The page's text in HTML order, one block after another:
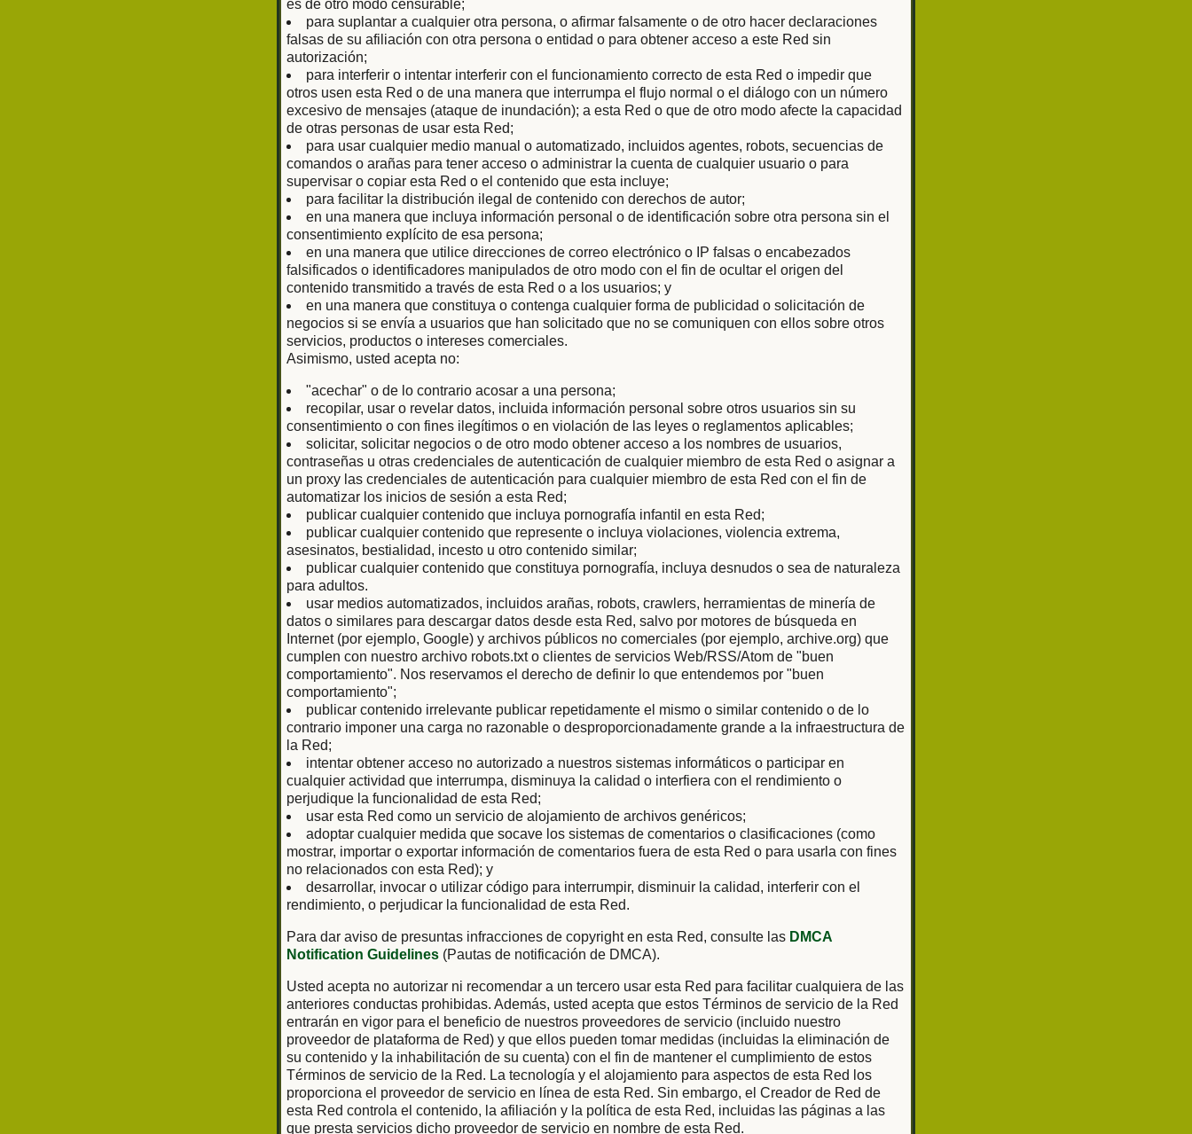
es de otro modo censurable;
para suplantar a cualquier otra persona, o afirmar falsamente o de otro hacer declaraciones
falsas de su afiliación con otra persona o entidad o para obtener acceso a este Red sin
autorización;
para interferir o intentar interferir con el funcionamiento correcto de esta Red o impedir que
otros usen esta Red o de una manera que interrumpa el flujo normal o el diálogo con un número
excesivo de mensajes (ataque de inundación); a esta Red o que de otro modo afecte la capacidad
de otras personas de usar esta Red;
para usar cualquier medio manual o automatizado, incluidos agentes, robots, secuencias de
comandos o arañas para tener acceso o administrar la cuenta de cualquier usuario o para
supervisar o copiar esta Red o el contenido que esta incluye;
para facilitar la distribución ilegal de contenido con derechos de autor;
en una manera que incluya información personal o de identificación sobre otra persona sin el
consentimiento explícito de esa persona;
en una manera que utilice direcciones de correo electrónico o IP falsas o encabezados
falsificados o identificadores manipulados de otro modo con el fin de ocultar el origen del
contenido transmitido a través de esta Red o a los usuarios; y
en una manera que constituya o contenga cualquier forma de publicidad o solicitación de
negocios si se envía a usuarios que han solicitado que no se comuniquen con ellos sobre otros
servicios, productos o intereses comerciales.
Asimismo, usted acepta no:
"acechar" o de lo contrario acosar a una persona;
recopilar, usar o revelar datos, incluida información personal sobre otros usuarios sin su
consentimiento o con fines ilegítimos o en violación de las leyes o reglamentos aplicables;
solicitar, solicitar negocios o de otro modo obtener acceso a los nombres de usuarios,
contraseñas u otras credenciales de autenticación de cualquier miembro de esta Red o asignar a
un proxy las credenciales de autenticación para cualquier miembro de esta Red con el fin de
automatizar los inicios de sesión a esta Red;
publicar cualquier contenido que incluya pornografía infantil en esta Red;
publicar cualquier contenido que represente o incluya violaciones, violencia extrema,
asesinatos, bestialidad, incesto u otro contenido similar;
publicar cualquier contenido que constituya pornografía, incluya desnudos o sea de naturaleza
para adultos.
usar medios automatizados, incluidos arañas, robots, crawlers, herramientas de minería de
datos o similares para descargar datos desde esta Red, salvo por motores de búsqueda en
Internet (por ejemplo, Google) y archivos públicos no comerciales (por ejemplo, archive.org) que
cumplen con nuestro archivo robots.txt o clientes de servicios Web/RSS/Atom de "buen
comportamiento". Nos reservamos el derecho de definir lo que entendemos por "buen
comportamiento";
publicar contenido irrelevante publicar repetidamente el mismo o similar contenido o de lo
contrario imponer una carga no razonable o desproporcionadamente grande a la infraestructura de
la Red;
intentar obtener acceso no autorizado a nuestros sistemas informáticos o participar en
cualquier actividad que interrumpa, disminuya la calidad o interfiera con el rendimiento o
perjudique la funcionalidad de esta Red;
usar esta Red como un servicio de alojamiento de archivos genéricos;
adoptar cualquier medida que socave los sistemas de comentarios o clasificaciones (como
mostrar, importar o exportar información de comentarios fuera de esta Red o para usarla con fines
no relacionados con esta Red); y
desarrollar, invocar o utilizar código para interrumpir, disminuir la calidad, interferir con el
rendimiento, o perjudicar la funcionalidad de esta Red.
Para dar aviso de presuntas infracciones de copyright en esta Red, consulte las DMCA
Notification Guidelines (Pautas de notificación de DMCA).
Usted acepta no autorizar ni recomendar a un tercero usar esta Red para facilitar cualquiera de las
anteriores conductas prohibidas. Además, usted acepta que estos Términos de servicio de la Red
entrarán en vigor para el beneficio de nuestros proveedores de servicio (incluido nuestro
proveedor de plataforma de Red) y que ellos pueden tomar medidas (incluidas la eliminación de
su contenido y la inhabilitación de su cuenta) con el fin de mantener el cumplimiento de estos
Términos de servicio de la Red. La tecnología y el alojamiento para aspectos de esta Red los
proporciona el proveedor de servicio en línea de esta Red. Sin embargo, el Creador de Red de
esta Red controla el contenido, la afiliación y la política de esta Red, incluidas las páginas a las
que presta servicios dicho proveedor de servicio en nombre de esta Red.